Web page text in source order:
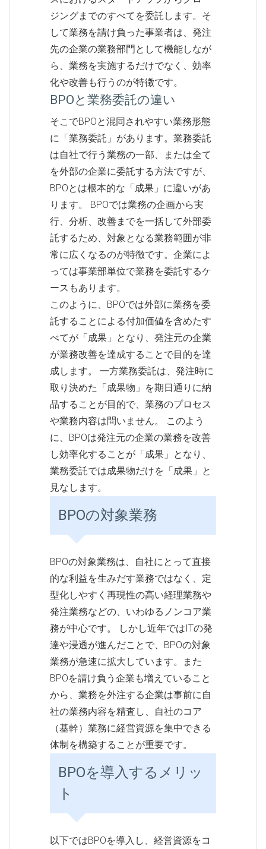
ジングまでのすべてを委託します。そ
して業務を請け負った事業者は、発注
先の企業の業務部門として機能しなが
ら、業務を実施するだけでなく、効率
化や改善も行うのが特徴です。
BPOと業務委託の違い
そこでBPOと混同されやすい業務形態
に「業務委託」があります。業務委託
は自社で行う業務の一部、または全て
を外部の企業に委託する方法ですが、
BPOとは根本的な「成果」に違いがあ
ります。 BPOでは業務の企画から実
行、分析、改善までを一括して外部委
託するため、対象となる業務範囲が非
常に広くなるのが特徴です。企業によ
っては事業部単位で業務を委託するケ
ースもあります。
このように、BPOでは外部に業務を委
託することによる付加価値を含めたす
べてが「成果」となり、発注元の企業
が業務改善を達成することで目的を達
成します。 一方業務委託は、発注時に
取り決めた「成果物」を期日通りに納
品することが目的で、業務のプロセス
や業務内容は問いません。 このよう
に、BPOは発注元の企業の業務を改善
し効率化することが「成果」となり、
業務委託では成果物だけを「成果」と
見なします。
BPOの対象業務
BPOの対象業務は、自社にとって直接
的な利益を生みだす業務ではなく、定
型化しやすく再現性の高い経理業務や
発注業務などの、いわゆるノンコア業
務が中心です。 しかし近年ではITの発
達や浸透が進んだことで、BPOの対象
業務が急速に拡大しています。また
BPOを請け負う企業も増えていること
から、業務を外注する企業は事前に自
社の業務内容を精査し、自社のコア
（基幹）業務に経営資源を集中できる
体制を構築することが重要です。
BPOを導入するメリッ
ト
以下ではBPOを導入し、経営資源をコ